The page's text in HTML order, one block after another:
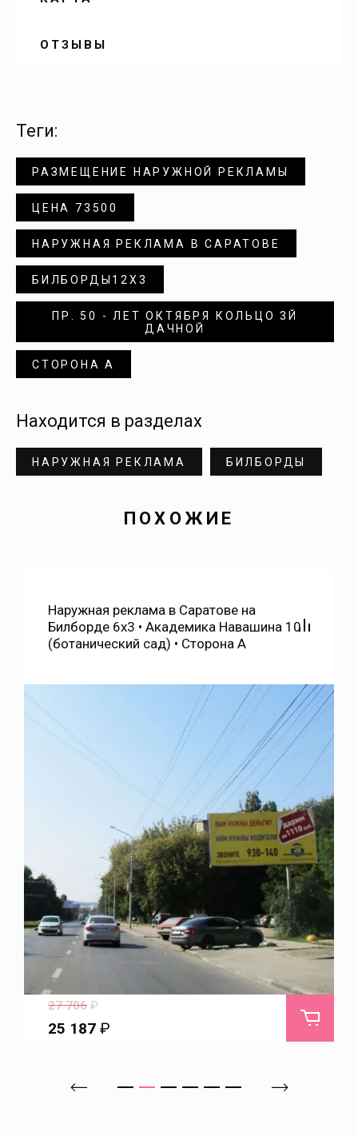
Генеральское
Горный
Давыдовка
Дергачи
Долина
Донгуз
Дубки
Духовницкое
Елизаветино
Елшанка
Звонарёвка
Знаменский
Золотая Степь
Золотое
Ивановка
ОТЗЫВЫ
теги:
РАЗМЕЩЕНИЕ НАРУЖНОЙ РЕКЛАМЫ
ЦЕНА 73500
НАРУЖНАЯ РЕКЛАМА В САРАТОВЕ
БИЛБОРДЫ12Х3
ПР. 50 - ЛЕТ ОКТЯБРЯ КОЛЬЦО 3Й
ДАЧНОЙ
СТОРОНА А
Находится в разделах
НАРУЖНАЯ РЕКЛАМА БИЛБОРДЫ
ПОХОЖИЕ
Наружная реклама в Саратове на
Билборде 6х3 • Академика Навашина 10
(ботанический сад) • Сторона А
27 706 ₽
25 187 ₽